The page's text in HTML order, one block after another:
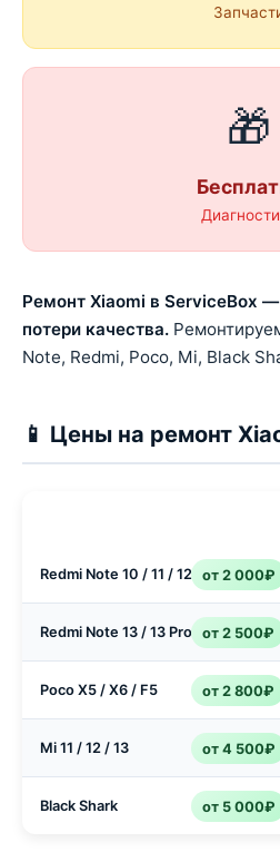
🎁
Ремонт Xiaomi в ServiceBox
потери качества.
Note, Redmi, Poco, Mi, Black
📱 Цены на ремонт
Redmi Note 10 / 11 / 12 от 2 000₽
Redmi Note 13 / 13 Pro от 2 500₽
Poco X5 / X6 / F5 от 2 800₽
Mi 11 / 12 / 13 от 4 500₽
Black Shark от 5 000₽